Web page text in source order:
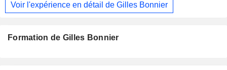
Voir l'expérience en détail de Gilles Bonnier
Formation de Gilles Bonnier